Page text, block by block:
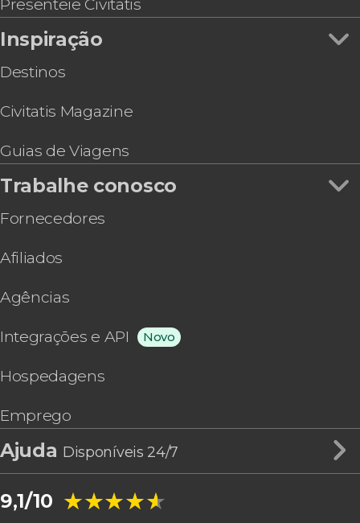
Presenteie Civitatis
Inspiração
Destinos
Civitatis Magazine
Guias de Viagens
Trabalhe conosco
Fornecedores
Afiliados
Agências
Integrações e API Novo
Hospedagens
Emprego
Ajuda Disponíveis 24/7
9,1/10 ★★★★★
★★★★★